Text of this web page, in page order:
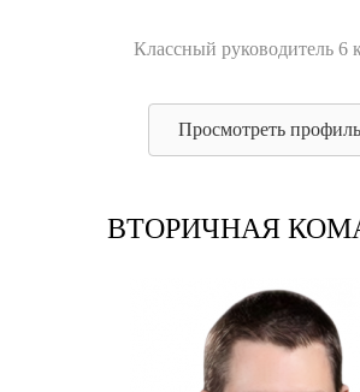
Классный руководитель 6
Просмотреть профиль
ВТОРИЧНАЯ